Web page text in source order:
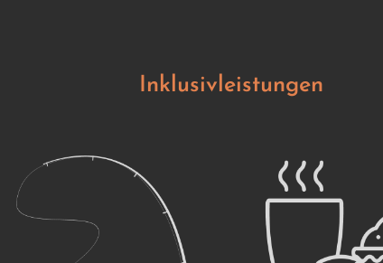
Inklusivleistungen